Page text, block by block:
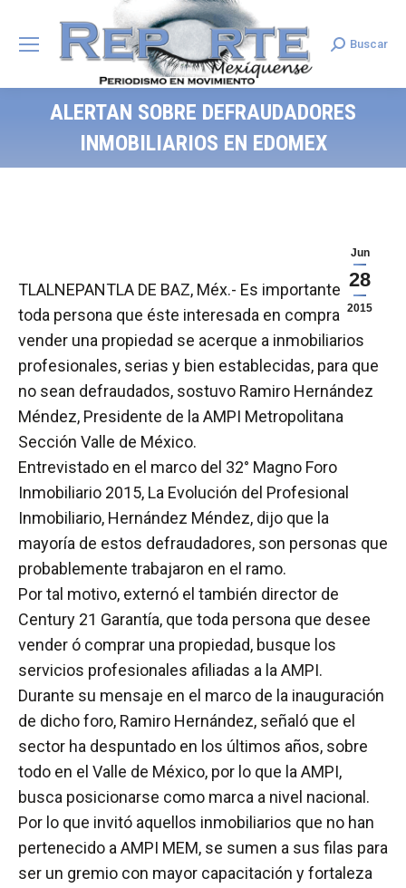
Search:
Buscar
ALERTAN SOBRE DEFRAUDADORES
INMOBILIARIOS EN EDOMEX
Jun
28
2015
TLALNEPANTLA DE BAZ, Méx.- Es importante que
toda persona que éste interesada en comprar o
vender una propiedad se acerque a inmobiliarios
profesionales, serias y bien establecidas, para que
no sean defraudados, sostuvo Ramiro Hernández
Méndez, Presidente de la AMPI Metropolitana
Sección Valle de México.
Entrevistado en el marco del 32° Magno Foro
Inmobiliario 2015, La Evolución del Profesional
Inmobiliario, Hernández Méndez, dijo que la
mayoría de estos defraudadores, son personas que
probablemente trabajaron en el ramo.
Por tal motivo, externó el también director de
Century 21 Garantía, que toda persona que desee
vender ó comprar una propiedad, busque los
servicios profesionales afiliadas a la AMPI.
Durante su mensaje en el marco de la inauguración
de dicho foro, Ramiro Hernández, señaló que el
sector ha despuntado en los últimos años, sobre
todo en el Valle de México, por lo que la AMPI,
busca posicionarse como marca a nivel nacional.
Por lo que invitó aquellos inmobiliarios que no han
pertenecido a AMPI MEM, se sumen a sus filas para
ser un gremio con mayor capacitación y fortaleza